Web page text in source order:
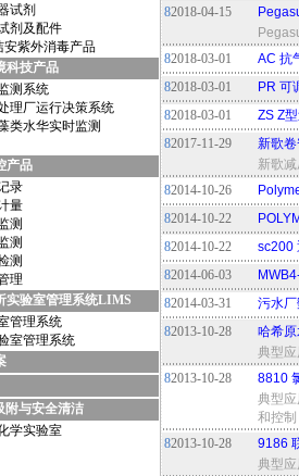
试剂
剂及配件
安紫外消毒产品
科技产品
测系统
理厂运行决策系统
类水华实时监测
产品
录
量
测
测
测
理
实验室管理系统LIMS
管理系统
室管理系统
附与安全清洁
学实验室
82018-04-15
82018-03-01
AC 抗
82018-03-01
PR 可
82018-03-01
ZS Z
82017-11-29
新歌
新歌
82014-10-26
82014-10-22
82014-10-22
sc200
82014-06-03
82014-03-31
污水
82013-10-28
哈希
典型
82013-10-28
8810
典型
和控制
82013-10-28
9186
典型